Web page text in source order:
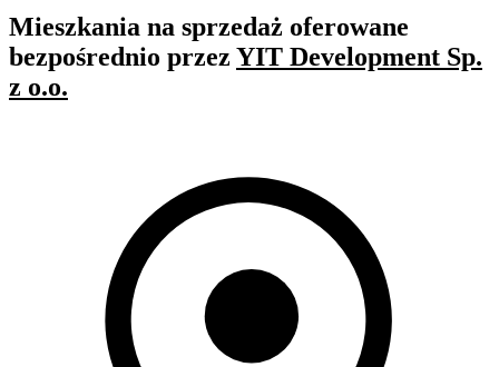
Mieszkania na sprzedaż oferowane
bezpośrednio przez YIT Development Sp.
z o.o.